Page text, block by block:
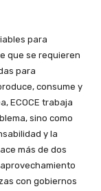
para
que se requieren
para
consume y
ECOCE trabaja
sino como
y la
más de dos
con gobiernos